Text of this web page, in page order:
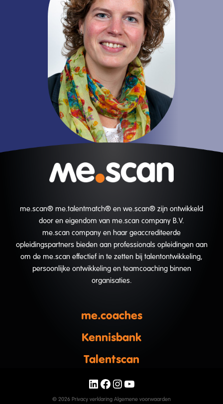
me.scan® me.talentmatch® en we.scan® zijn ontwikkeld
door en eigendom van me.scan company B.V.
me.scan company en haar geaccrediteerde
opleidingspartners bieden aan professionals opleidingen aan
om de me.scan effectief in te zetten bij talentontwikkeling,
persoonlijke ontwikkeling en teamcoaching binnen
organisaties.
me.coaches
Kennisbank
Talentscan
LinkedIn Facebook Instagram YouTube
© 2026 Privacy verklaring Algemene voorwaarden